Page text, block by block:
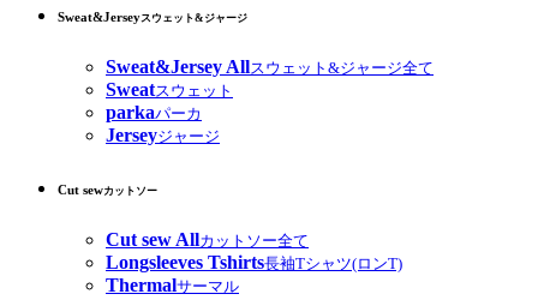
Sweat&Jerseyスウェット&ジャージ
Sweat&Jersey Allスウェット&ジャージ全て
Sweatスウェット
parkaパーカ
Jerseyジャージ
Cut sewカットソー
Cut sew Allカットソー全て
Longsleeves Tshirts長袖Tシャツ(ロンT)
Thermalサーマル